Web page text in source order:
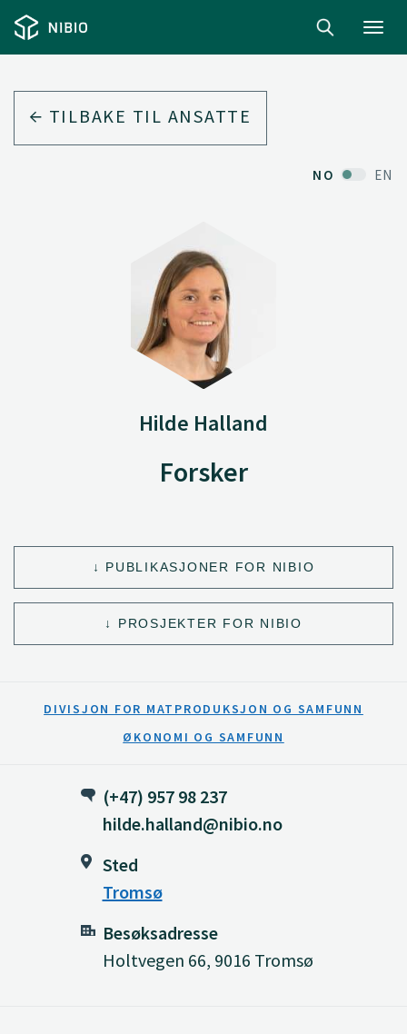
TILBAKE TIL ANSATTE
NO EN
Hilde Halland
Forsker
PUBLIKASJONER FOR NIBIO
PROSJEKTER FOR NIBIO
DIVISJON FOR MATPRODUKSJON OG SAMFUNN
ØKONOMI OG SAMFUNN
(+47) 957 98 237
hilde.halland@nibio.no
Sted
Tromsø
Besøksadresse
Holtvegen 66, 9016 Tromsø